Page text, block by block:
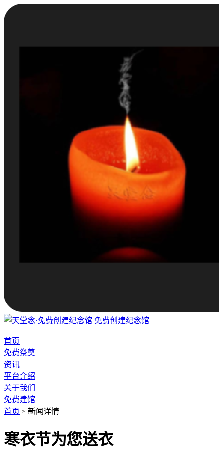
免费创建纪念馆
首页
免费祭奠
资讯
平台介绍
关于我们
免费建馆
首页 > 新闻详情
寒衣节为您送衣